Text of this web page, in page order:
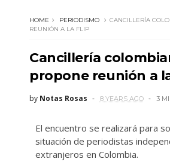
HOME PERIODISMO
CANCILLERÍA
REUNIÓN A LA FLIP
Cancillería
propone reunión a
by Notas Rosas 8 YEARS AGO 3
El encuentro se realizará para
situación de periodistas
extranjeros en Colombia.